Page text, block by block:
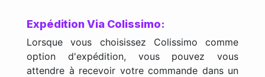
Expédition Via Colissimo:
Lorsque vous choisissez Colissimo comme
option d'expédition, vous pouvez vous
attendre à recevoir votre commande dans un